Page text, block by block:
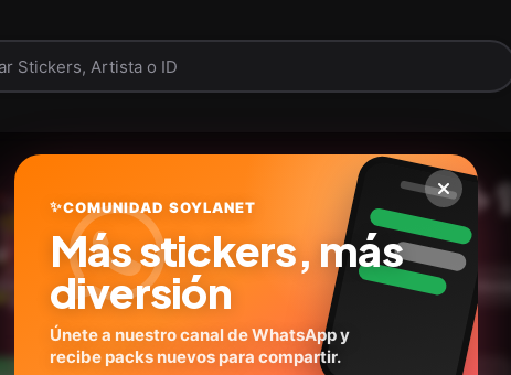
Problema tuyo papi ☕🥄
@geysioystickers
20stickers Expresiones
✨COMUNIDAD SOYLANET
Más stickers, más
diversión
Únete a nuestro canal de WhatsApp y
recibe packs nuevos para compartir.